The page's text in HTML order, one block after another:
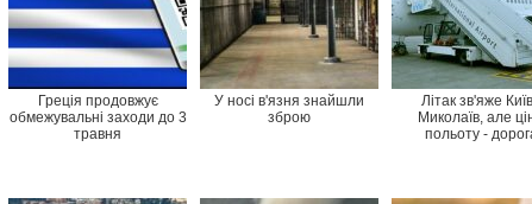
Греція продовжує
обмежувальні заходи до 3
травня
У носі в'язня знайшли
зброю
Літак зв'яже Київ
Миколаїв, але
польоту -